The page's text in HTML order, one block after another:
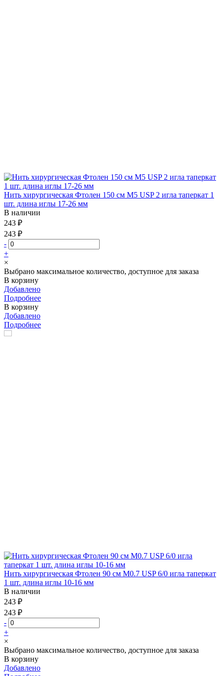
Нить хирургическая Фтолен 150 см М5 USP 2 игла таперкат 1
шт. длина иглы 17-26 мм
В наличии
243 ₽
243 ₽
-
+
×
Выбрано максимальное количество, доступное для заказа
В корзину
Добавлено
Подробнее
В корзину
Добавлено
Подробнее
Нить хирургическая Фтолен 90 см М0.7 USP 6/0 игла таперкат
1 шт. длина иглы 10-16 мм
В наличии
243 ₽
243 ₽
-
+
×
Выбрано максимальное количество, доступное для заказа
В корзину
Добавлено